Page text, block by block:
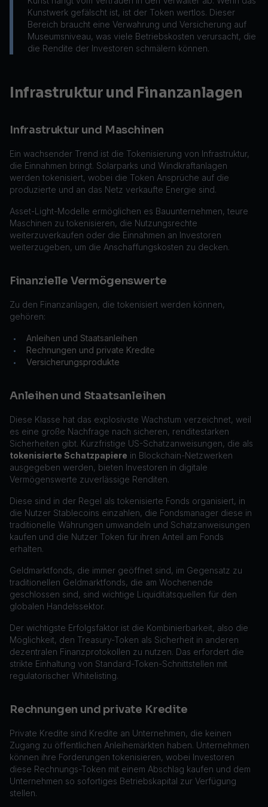
Kunstwerk gefälscht ist, ist der Token wertlos. Dieser
Bereich braucht eine Verwahrung und Versicherung auf
Museumsniveau, was viele Betriebskosten verursacht, die
die Rendite der Investoren schmälern können.
Infrastruktur und Finanzanlagen
Infrastruktur und Maschinen
Ein wachsender Trend ist die Tokenisierung von Infrastruktur,
die Einnahmen bringt. Solarparks und Windkraftanlagen
werden tokenisiert, wobei die Token Ansprüche auf die
produzierte und an das Netz verkaufte Energie sind.
Asset-Light-Modelle ermöglichen es Bauunternehmen, teure
Maschinen zu tokenisieren, die Nutzungsrechte
weiterzuverkaufen oder die Einnahmen an Investoren
weiterzugeben, um die Anschaffungskosten zu decken.
Finanzielle Vermögenswerte
Zu den Finanzanlagen, die tokenisiert werden können,
gehören:
• Anleihen und Staatsanleihen
• Rechnungen und private Kredite
• Versicherungsprodukte
Anleihen und Staatsanleihen
Diese Klasse hat das explosivste Wachstum verzeichnet, weil
es eine große Nachfrage nach sicheren, renditestarken
Sicherheiten gibt. Kurzfristige US-Schatzanweisungen, die als
tokenisierte Schatzpapiere in Blockchain-Netzwerken
ausgegeben werden, bieten Investoren in digitale
Vermögenswerte zuverlässige Renditen.
Diese sind in der Regel als tokenisierte Fonds organisiert, in
die Nutzer Stablecoins einzahlen, die Fondsmanager diese in
traditionelle Währungen umwandeln und Schatzanweisungen
kaufen und die Nutzer Token für ihren Anteil am Fonds
erhalten.
Geldmarktfonds, die immer geöffnet sind, im Gegensatz zu
traditionellen Geldmarktfonds, die am Wochenende
geschlossen sind, sind wichtige Liquiditätsquellen für den
globalen Handelssektor.
Der wichtigste Erfolgsfaktor ist die Kombinierbarkeit, also die
Möglichkeit, den Treasury-Token als Sicherheit in anderen
dezentralen Finanzprotokollen zu nutzen. Das erfordert die
strikte Einhaltung von Standard-Token-Schnittstellen mit
regulatorischer Whitelisting.
Rechnungen und private Kredite
Private Kredite sind Kredite an Unternehmen, die keinen
Zugang zu öffentlichen Anleihemärkten haben. Unternehmen
können ihre Forderungen tokenisieren, wobei Investoren
diese Rechnungs-Token mit einem Abschlag kaufen und dem
Unternehmen so sofortiges Betriebskapital zur Verfügung
stellen.